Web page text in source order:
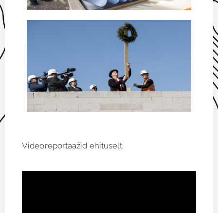
Videoreportaažid ehituselt: